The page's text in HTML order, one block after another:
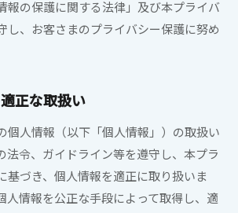
報の保護に関する法律」及び本プライバ
し、お客さまのプライバシー保護に努め
正な取扱い
個人情報（以下「個人情報」）の取扱い
法令、ガイドライン等を遵守し、本プラ
基づき、個人情報を適正に取り扱いま
人情報を公正な手段によって取得し、適